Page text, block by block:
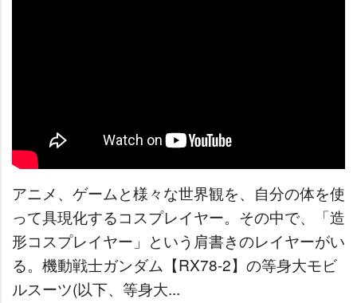
アニメ、ゲームと様々な世界観を、自分の体を使
って具現化するコスプレイヤー。その中で、「造
形コスプレイヤー」という肩書きのレイヤーがい
る。機動戦士ガンダム【RX78-2】の等身大モビ
ルスーツ(以下、等身大...